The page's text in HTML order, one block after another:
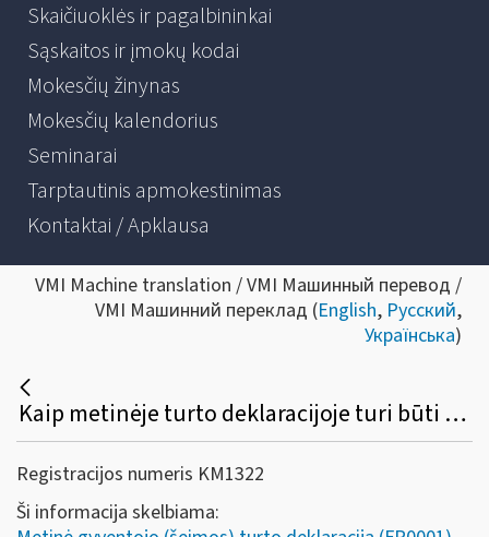
Skaičiuoklės ir pagalbininkai
Sąskaitos ir įmokų kodai
Mokesčių žinynas
Mokesčių kalendorius
Seminarai
Tarptautinis apmokestinimas
Kontaktai / Apklausa
VMI Machine translation / VMI Машинный перевод /
VMI Машинний переклад (English, Русский,
Українська)
Kaip metinėje turto deklaracijoje turi būti deklaruojamas bendrosios jungtinės ar dalinės nuosavybės teise turimas turtas?
Registracijos numeris KM1322
Ši informacija skelbiama: